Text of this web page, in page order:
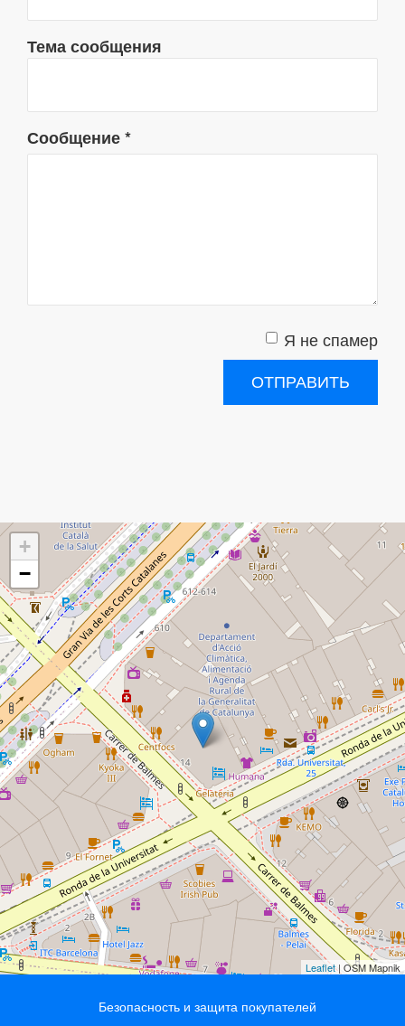
Тема сообщения
Сообщение*
Я не спамер
ОТПРАВИТЬ
+
−
Leaflet| OSM Mapnik
Безопасность и защита покупателей